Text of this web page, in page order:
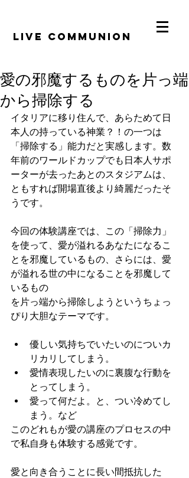
​LiVE COMMUNION
愛の邪魔するものを片っ端
から掃除する
イタリアに移り住んで、あらためて日
本人の持っている神業？！の一つは
「掃除する」能力だと実感します。数
年前のワールドカップでも日本人サポ
ーターが去ったあとのスタジアムは、
ともすれば開場直後より綺麗だったそ
うです。
今回の体験講座では、この「掃除力」
を使って、愛が溢れるあなたになるこ
とを邪魔しているもの、さらには、愛
が溢れる世の中になることを邪魔して
いるもの
を片っ端から掃除しようというちょっ
ぴり大胆なテーマです。
優しい気持ちでいたいのについカ
リカリしてしまう。
愛情表現したいのに裏腹な行動を
とってしまう。
愛って何だよ。と、つい冷めてし
まう。など
このどれもが愛の講座のプロセスの中
で私自身も体験する感覚です。
愛と向き合うことに長い間抵抗した